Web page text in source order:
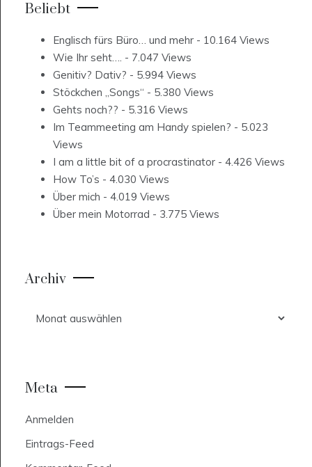
Beliebt
Englisch fürs Büro… und mehr - 10.164 Views
Wie Ihr seht…. - 7.047 Views
Genitiv? Dativ? - 5.994 Views
Stöckchen „Songs“ - 5.380 Views
Gehts noch?? - 5.316 Views
Im Teammeeting am Handy spielen? - 5.023
Views
I am a little bit of a procrastinator - 4.426 Views
How To’s - 4.030 Views
Über mich - 4.019 Views
Über mein Motorrad - 3.775 Views
Archiv
Meta
Anmelden
Eintrags-Feed